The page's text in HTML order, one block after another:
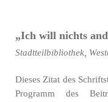
„Ich will nichts
Stadtteilbibliothek,
Dieses Zitat des
Programm des